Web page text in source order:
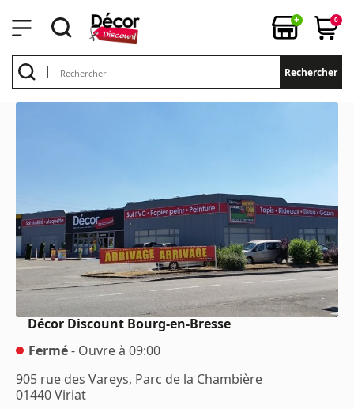
+ 0
Rechercher
Décor Discount Bourg-en-Bresse
Fermé- Ouvre à 09:00
905 rue des Vareys, Parc de la Chambière
01440Viriat